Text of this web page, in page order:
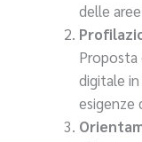
delle
Proposta
digitale
esigenze